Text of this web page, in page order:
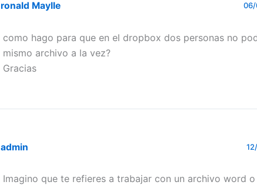
ronald Maylle 06/
como hago para que en el dropbox dos personas no
mismo archivo a la vez?
Gracias
admin
Imagino que te refieres a trabajar con un archivo word o